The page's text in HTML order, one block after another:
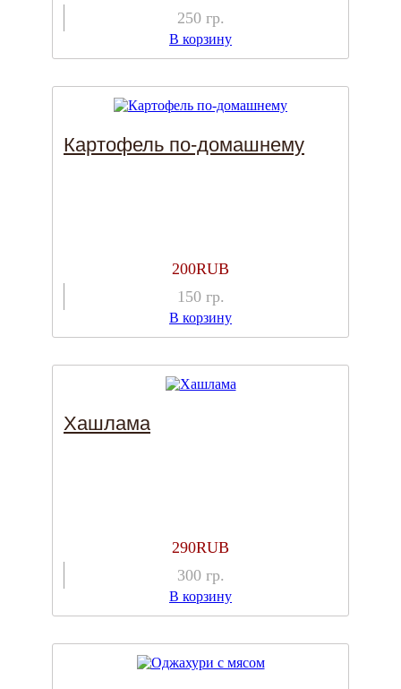
250 гр.
В корзину
Картофель по-домашнему
200RUB
150 гр.
В корзину
Хашлама
290RUB
300 гр.
В корзину